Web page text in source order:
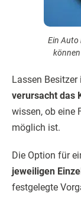
Ein Auto
Lassen
verursacht das
wissen, ob eine
möglich ist.
Die Option für
jeweiligen
festgelegte